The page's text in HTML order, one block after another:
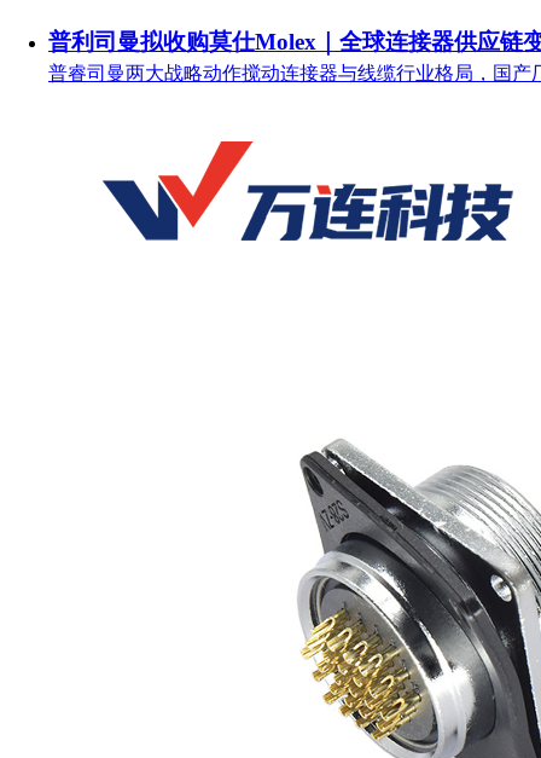
普利司曼拟收购莫仕Molex｜全球连接器供应链
普睿司曼两大战略动作搅动连接器与线缆行业格局，国